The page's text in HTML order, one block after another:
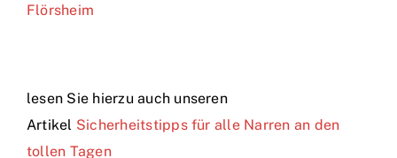
Flörsheim
lesen Sie hierzu auch unseren
Artikel Sicherheitstipps für alle Narren an den
tollen Tagen